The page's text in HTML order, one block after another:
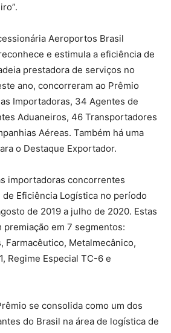
Aeroportos Brasil
e estimula a eficiência de
prestadora de serviços no
ano, concorreram ao Prêmio
Importadoras, 34 Agentes de
Aduaneiros, 46 Transportadores
Aéreas. Também há uma
o Destaque Exportador.
importadoras concorrentes
Eficiência Logística no período
de 2019 a julho de 2020. Estas
em 7 segmentos:
Farmacêutico, Metalmecânico,
Regime Especial TC-6 e
se consolida como um dos
do Brasil na área de logística de